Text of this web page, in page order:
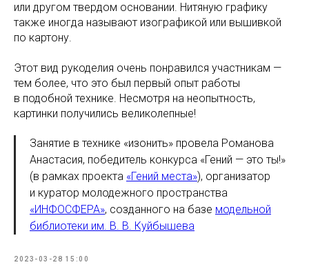
или другом твердом основании. Нитяную графику
также иногда называют изографикой или вышивкой
по картону.
Этот вид рукоделия очень понравился участникам —
тем более, что это был первый опыт работы
в подобной технике. Несмотря на неопытность,
картинки получились великолепные!
Занятие в технике «изонить» провела Романова
Анастасия, победитель конкурса «Гений — это ты!»
(в рамках проекта «Гений места»), организатор
и куратор молодежного пространства
«ИНФОСФЕРА», созданного на базе модельной
библиотеки им. В. В. Куйбышева
2023-03-28 15:00